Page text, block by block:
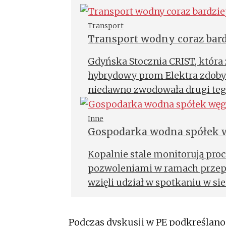
Transport
Transport wodny coraz
Gdyńska Stocznia CRIST,
hybrydowy prom Elektra
niedawno zwodowała drugi
na niskoemisyjne jednostki,
emisyjności transportu
inwestowania w takie
zainteresowanie wodorem.
jednak nie tylko napędów.
Inne
Gospodarka wodna spółek
Kopalnie stale monitorują
pozwoleniami w ramach
wzięli udział w spotkaniu w
Podczas dyskusji w PE podkreślano